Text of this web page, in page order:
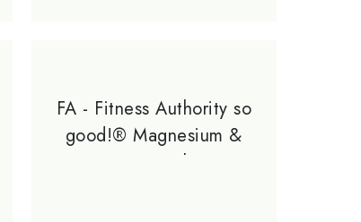
FA - Fitness Authority so
good!® Magnesium &
Potassium Sample 5,11 g